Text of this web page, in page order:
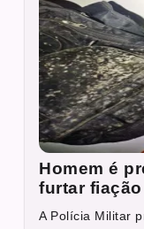
Homem é
furtar
A Polícia Militar